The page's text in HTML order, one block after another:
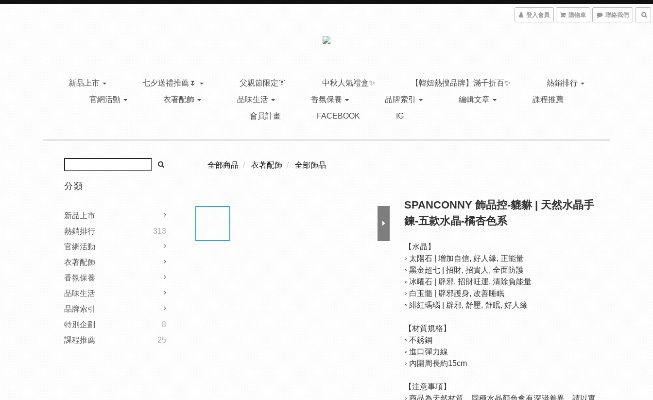
登入會員 購物車 聯絡我們
新品上市 七夕送禮推薦🌷 父親節限定👔 中秋人氣禮盒✨ 【韓妞熱搜品牌】滿千折百✨
熱銷排行
官網活動
衣著配飾 品味生活 香氛保養 品牌索引 編輯文章
課程推薦
會員計畫
FACEBOOK IG
分類
新品上市
熱銷排行
313
官網活動
衣著配飾
香氛保養
品味生活
品牌索引
特別企劃
8
課程推薦
25
全部商品 衣著配飾 全部飾品
SPANCONNY 飾品控-貔貅 | 天然水晶手
鍊-五款水晶-橘杏色系
【水晶】
◦ 太陽石 | 增加自信, 好人緣, 正能量
◦ 黑金超七 | 招財, 招貴人, 全面防護
◦ 冰曜石 | 辟邪, 招財旺運, 清除負能量
◦ 白玉髓 | 辟邪護身, 改善睡眠
◦ 緋紅瑪瑙 | 辟邪, 舒壓, 舒眠, 好人緣
【材質規格】
◦ 不銹鋼
◦ 進口彈力線
◦ 內圍周長約15cm
【注意事項】
◦ 商品為天然材質，同種水晶顏色會有深淺差異，請以實